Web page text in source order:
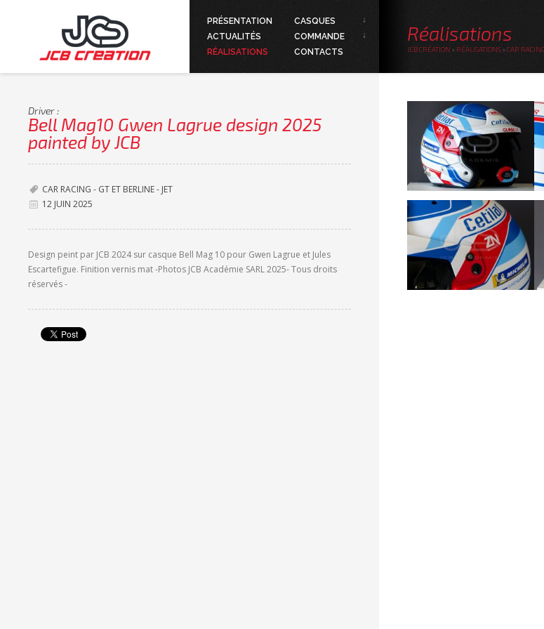
PRÉSENTATION
ACTUALITÉS
RÉALISATIONS
CASQUES
COMMANDE
CONTACTS
Driver :
Bell Mag10 Gwen Lagrue design 2025
painted by JCB
CAR RACING - GT ET BERLINE - JET
12 JUIN 2025
Design peint par JCB 2024 sur casque Bell Mag 10 pour Gwen Lagrue et Jules
Escartefigue. Finition vernis mat -Photos JCB Académie SARL 2025- Tous droits
réservés -
Réalisations
JCB CRÉATION » RÉALISATIONS »CAR RACING